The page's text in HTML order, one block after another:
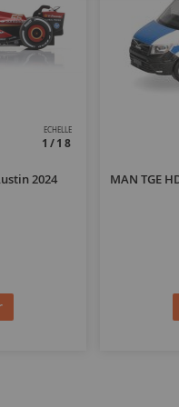
ECHELLE
1/18
2024
MAN TGE